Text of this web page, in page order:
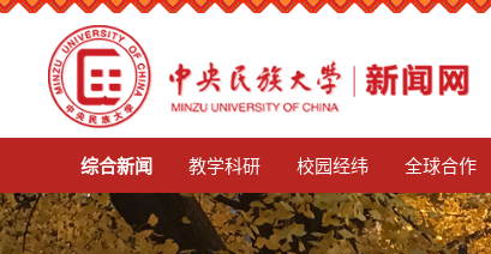
mg娱乐电子游戏4155
综合新闻 教学科研 校园经纬 全球合作